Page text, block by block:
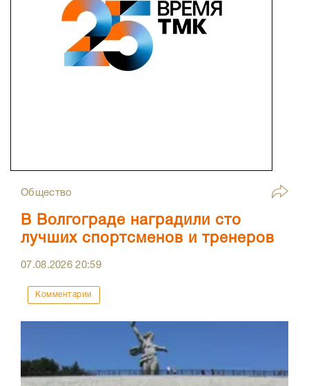
Общество
В Волгограде наградили сто
лучших спортсменов и тренеров
07.08.202620:59
Комментарии